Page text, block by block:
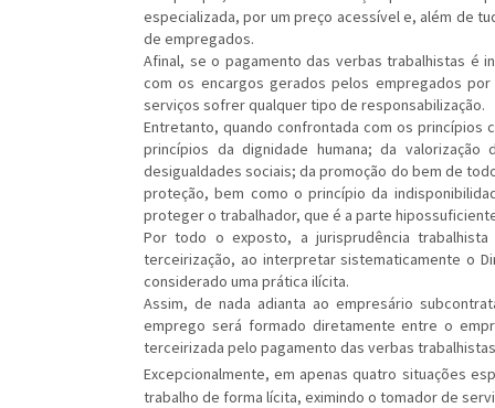
especializada, por um preço acessível e, além de
de empregados.
Afinal, se o pagamento das verbas trabalhistas é
com os encargos gerados pelos empregados
serviços sofrer qualquer tipo de responsabilização.
Entretanto, quando confrontada com os princípios
princípios da dignidade humana; da
desigualdades sociais; da promoção do bem de
proteção, bem como o princípio da
proteger o trabalhador, que é a parte
Por todo o exposto, a jurisprudência
terceirização, ao interpretar sistematicamente o
considerado uma prática ilícita.
Assim, de nada adianta ao empresário
emprego será formado diretamente entre o
terceirizada pelo pagamento das verbas
Excepcionalmente, em apenas quatro situações
trabalho de forma lícita, eximindo o tomador de